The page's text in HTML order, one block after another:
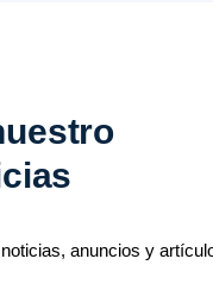
anuncios y